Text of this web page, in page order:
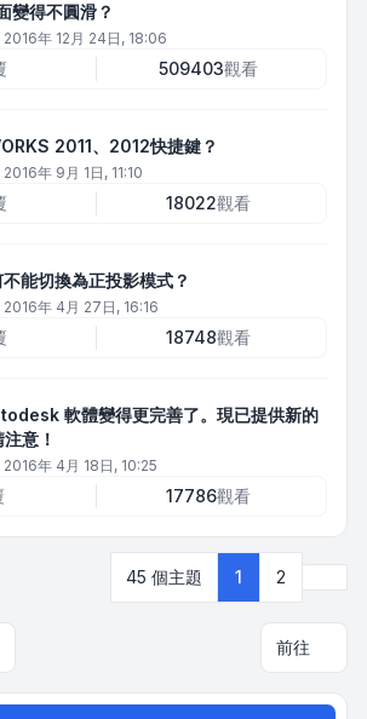
變得不圓滑？
2016年 12月 24日, 18:06
509403觀看
2011、2012快捷鍵？
2016年 9月 1日, 11:10
18022觀看
能切換為正投影模式？
2016年 4月 27日, 16:16
18748觀看
軟體變得更完善了。現已提供新的
意！
2016年 4月 18日, 10:25
17786觀看
45 個主題 1 2
前往